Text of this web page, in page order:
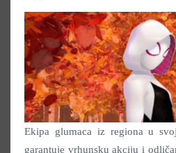
Ekipa glumaca iz regiona u
garantuje vrhunsku akciju i